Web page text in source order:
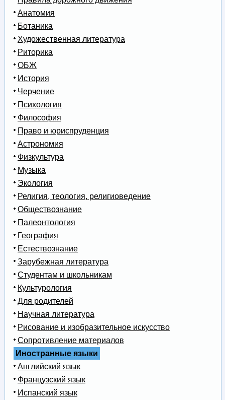
Анатомия
Ботаника
Художественная литература
Риторика
ОБЖ
История
Черчение
Психология
Философия
Право и юриспруденция
Астрономия
Физкультура
Музыка
Экология
Религия, теология, религиоведение
Обществознание
Палеонтология
География
Естествознание
Зарубежная литература
Студентам и школьникам
Культурология
Для родителей
Научная литература
Рисование и изобразительное искусство
Сопротивление материалов
Иностранные языки
Английский язык
Французский язык
Испанский язык